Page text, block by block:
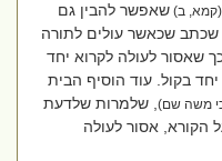
ב) שאפשר להבין גם
שכאשר עולים לתורה
שאסור לעולה לקרוא יחד
בקול. עוד הוסיף הבית
שם), שלמרות שלדעת
אסור לעולה